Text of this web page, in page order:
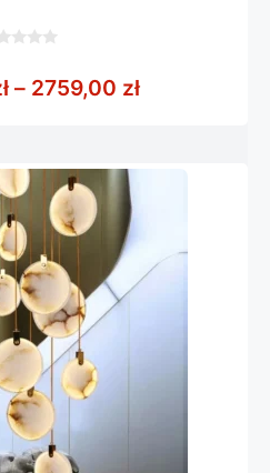
– 2759,00 złZakres cen: